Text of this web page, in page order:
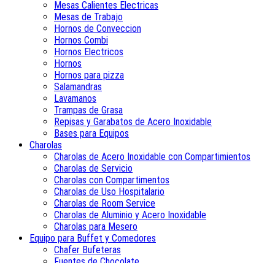
Mesas Calientes Electricas
Mesas de Trabajo
Hornos de Conveccion
Hornos Combi
Hornos Electricos
Hornos
Hornos para pizza
Salamandras
Lavamanos
Trampas de Grasa
Repisas y Garabatos de Acero Inoxidable
Bases para Equipos
Charolas
Charolas de Acero Inoxidable con Compartimientos
Charolas de Servicio
Charolas con Compartimentos
Charolas de Uso Hospitalario
Charolas de Room Service
Charolas de Aluminio y Acero Inoxidable
Charolas para Mesero
Equipo para Buffet y Comedores
Chafer Bufeteras